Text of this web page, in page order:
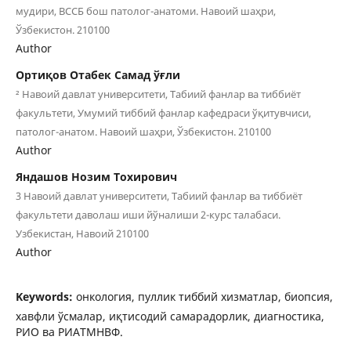
мудири, ВССБ бош патолог-анатоми. Навоий шаҳри,
Ўзбекистон. 210100
Author
Ортиқов Отабек Самад ўғли
² Навоий давлат университети, Табиий фанлар ва тиббиёт
факультети, Умумий тиббий фанлар кафедраси ўқитувчиси,
патолог-анатом. Навоий шаҳри, Ўзбекистон. 210100
Author
Яндашов Нозим Тохирович
3 Навоий давлат университети, Табиий фанлар ва тиббиёт
факультети даволаш иши йўналиши 2-курс талабаси.
Узбекистан, Навоий 210100
Author
Keywords: онкология, пуллик тиббий хизматлар, биопсия,
хавфли ўсмалар, иқтисодий самарадорлик, диагностика,
РИО ва РИАТМНВФ.